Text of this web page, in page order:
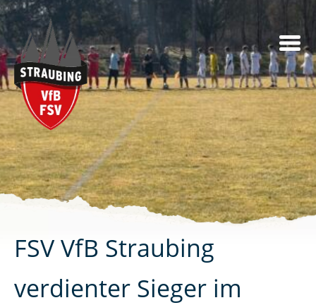
Skip
to
content
FSV VfB Straubing
verdienter Sieger im